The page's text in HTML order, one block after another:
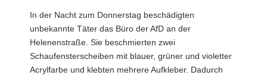
In der Nacht zum Donnerstag beschädigten
unbekannte Täter das Büro der AfD an der
Helenenstraße. Sie beschmierten zwei
Schaufensterscheiben mit blauer, grüner und violetter
Acrylfarbe und klebten mehrere Aufkleber. Dadurch